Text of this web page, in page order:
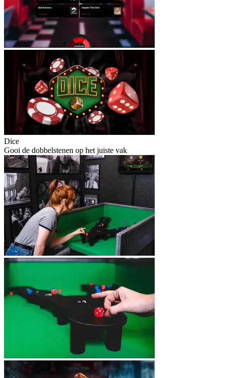
Dice
Gooi de dobbelstenen op het juiste vak